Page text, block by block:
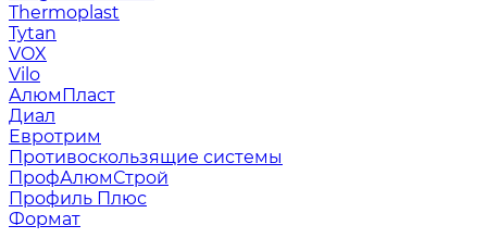
Thermoplast
Tytan
VOX
Vilo
АлюмПласт
Диал
Евротрим
Противоскользящие системы
ПрофАлюмСтрой
Профиль Плюс
Формат